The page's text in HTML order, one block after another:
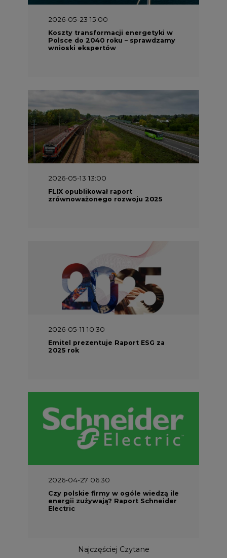
2026-05-23 15:00
Koszty transformacji energetyki w
Polsce do 2040 roku – sprawdzamy
wnioski ekspertów
2026-05-13 13:00
FLIX opublikował raport
zrównoważonego rozwoju 2025
2026-05-11 10:30
Emitel prezentuje Raport ESG za
2025 rok
2026-04-27 06:30
Czy polskie firmy w ogóle wiedzą ile
energii zużywają? Raport Schneider
Electric
Najczęściej Czytane